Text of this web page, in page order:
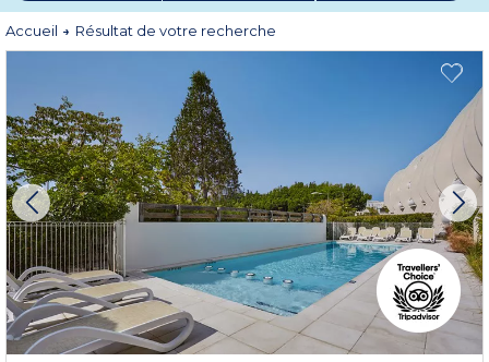
insulaire, direction lePoitou Charenteset ses belles îles d’Oléron, de Ré ou la
Rochelle. Sur la
Côte d'Azur Provence
vous attend au rythme des chants des cigales et villages pittoresques. En
allant vers l’Ouest, retrouvez des régions autant ensoleillées où vous passerez
ou auPays
Accueil Résultat de votre recherche